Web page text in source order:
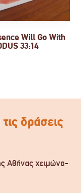
Will Go With
33:14
δράσεις
Αθήνας χειμώνα-